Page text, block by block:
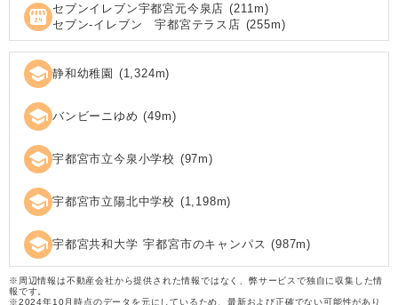
local_convenience_store セブンイレブン宇都宮元今泉店 (211m)
セブン‐イレブン 宇都宮テラス店 (255m)
school 静和幼稚園 (1,324m)
school バンビーニゆめ (49m)
school 宇都宮市立今泉小学校 (97m)
school 宇都宮市立陽北中学校 (1,198m)
school 宇都宮共和大学 宇都宮市のキャンパス (987m)
※周辺情報は不動産会社から提供された情報ではなく、弊サービスで独自に収集した情
報です。
※2024年10月時点のデータを元にしているため、最新および正確でない可能性があり